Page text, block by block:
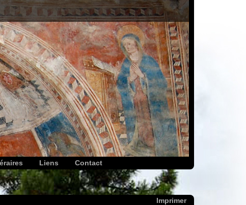
Liens Contact
Imprimer